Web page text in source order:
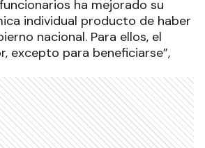
ha mejorado su
individual producto de haber
nacional. Para ellos, el
excepto para beneficiarse”,